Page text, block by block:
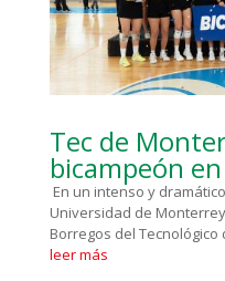
Tec de
bicampeón
En un intenso y
Universidad de
Borregos del Tecnológico
leer más